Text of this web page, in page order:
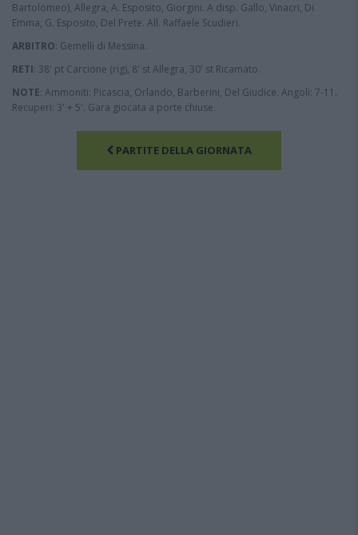
Bartolomeo), Allegra, A. Esposito, Giorgini. A disp. Gallo, Vinacri, Di
Emma, G. Esposito, Del Prete. All. Raffaele Scudieri.
ARBITRO: Gemelli di Messina.
RETI: 38' pt Carcione (rig), 8' st Allegra, 30' st Ricamato.
NOTE: Ammoniti: Picascia, Orlando, Barberini, Del Giudice. Angoli: 7-11.
Recuperi: 3' + 5'. Gara giocata a porte chiuse.
PARTITE DELLA GIORNATA